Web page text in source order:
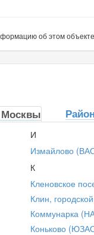
об этом
Москвы
И
Измайлово
К
Кленовское
Клин,
Коммунарка
Коньково